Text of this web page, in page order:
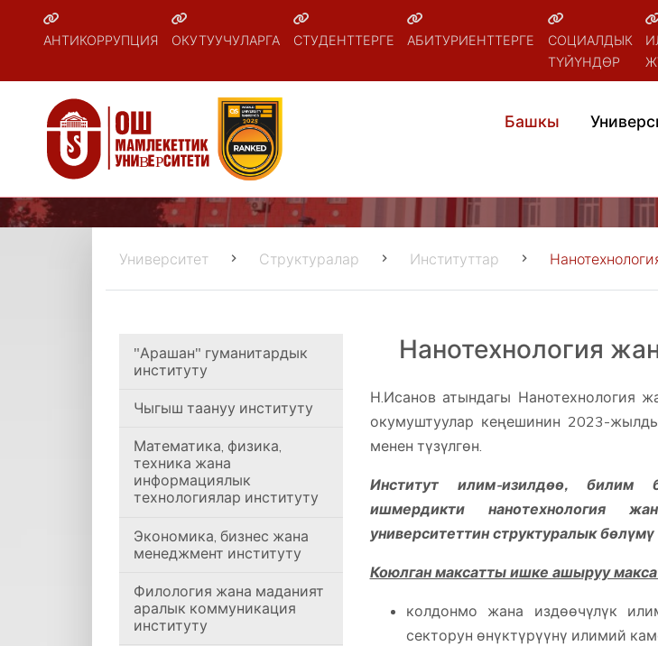
АНТИКОРРУПЦИЯ ОКУТУУЧУЛАРГА СТУДЕНТТЕРГЕ АБИТУРИЕНТТЕРГЕ
СОЦИАЛДЫК
ТҮЙҮНДӨР
Башкы
Университет Структуралар Институттар
"Арашан" гуманитардык
институту
Чыгыш таануу институту
Математика, физика,
техника жана
информациялык
технологиялар институту
Экономика, бизнес жана
менеджмент институту
Филология жана маданият
аралык коммуникация
институту
Нанотехнология
Н.Исанов атындагы Нанотехнология
окумуштуулар кеңешинин 2023-
менен түзүлгөн.
Институт илим-изилдөө, билим
ишмердикти нанотехнология
университеттин структуралык бөлүмү
Коюлган максатты ишке ашыруу
колдонмо жана издөөчүлүк
секторун өнүктүрүүнү илимий